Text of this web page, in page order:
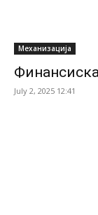
Механизација
July 2, 2025 12:41